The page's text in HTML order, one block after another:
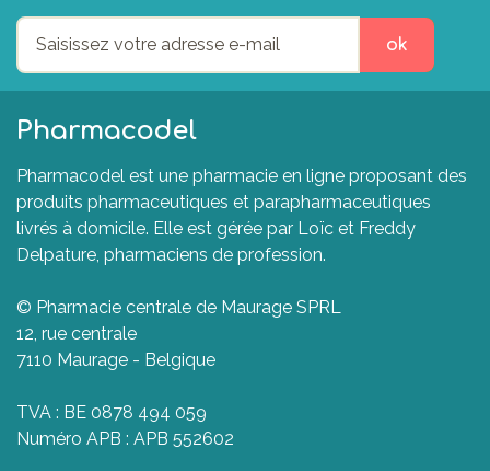
ok
Pharmacodel
Pharmacodel est une pharmacie en ligne proposant des
produits pharmaceutiques et parapharmaceutiques
livrés à domicile. Elle est gérée par Loïc et Freddy
Delpature, pharmaciens de profession.
© Pharmacie centrale de Maurage SPRL
12, rue centrale
7110 Maurage - Belgique
TVA : BE 0878 494 059
Numéro APB : APB 552602